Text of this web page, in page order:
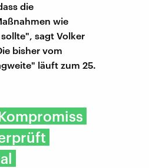
die
wie
sagt Volker
bisher vom
läuft zum 25.